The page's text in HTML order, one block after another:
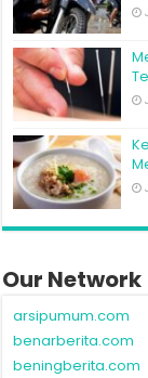
Our Network
arsipumum.com
benarberita.com
beningberita.com